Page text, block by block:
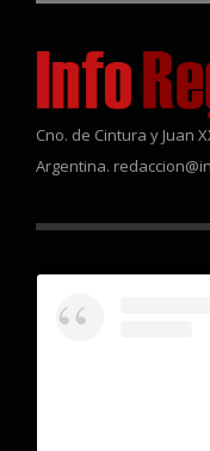
Cno. de Cintura y Juan
Argentina.